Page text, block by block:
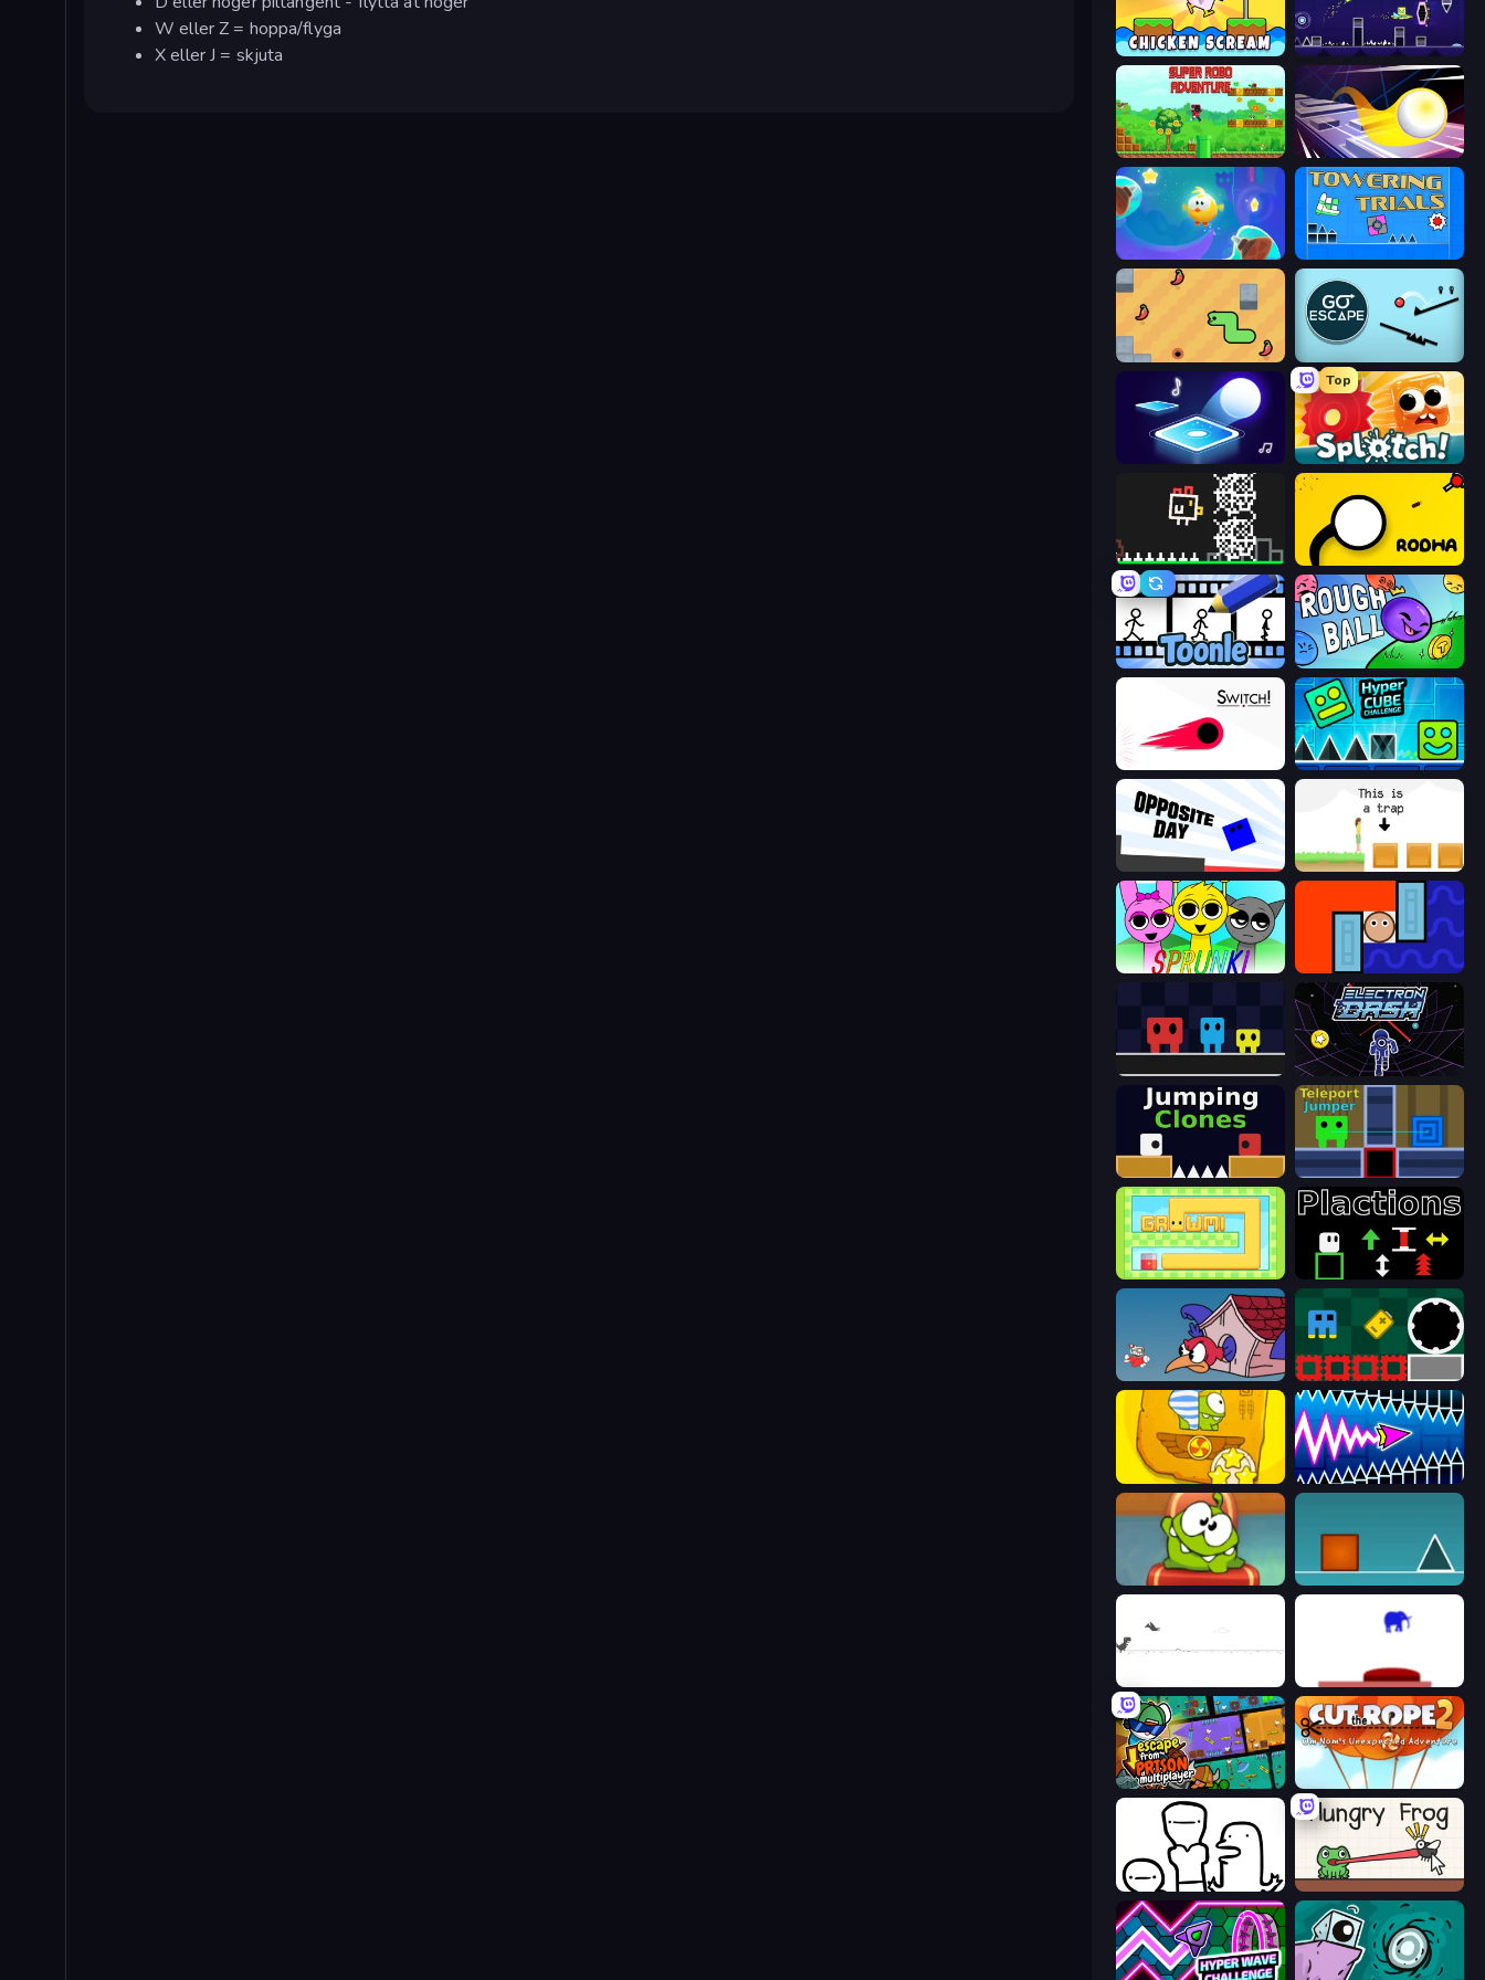
W eller Z = hoppa/flyga
X eller J = skjuta
Chicken Scream Geometry Game
Super Robo - Adventure Leap and Avoid 2
Cut the Rope: Magic
SSSPICY!
Tile Jumper 3D
Top
Splotch!
Chicken and Bee Rodha
Toonle Rough Ball
Switch! Hyper Cube Challenge
Opposite Day The Unfair Platformer
Sprunki Lava and Aqua
Electron Dash
Jumping Clones Teleport Jumper
Growmi Plactions
Cuphead Jump and Hover
Wave Dash: Geometry Arrow
This Is The Only Level
Escape From Prison Multiplayer Cut The Rope 2
I Don't Even Know Hungry Frog